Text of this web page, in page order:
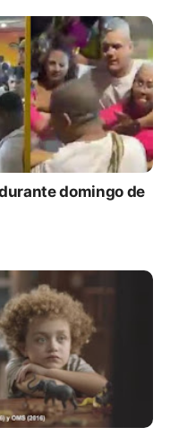
durante domingo de